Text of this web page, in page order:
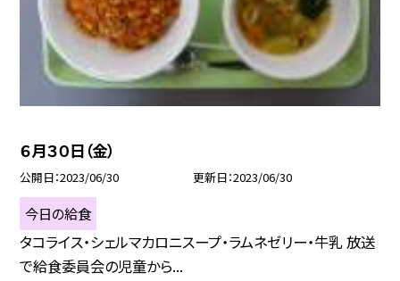
６月３０日（金）
公開日 2023/06/30 更新日 2023/06/30
今日の給食
タコライス・シェルマカロニスープ・ラムネゼリー・牛乳 放送
で給食委員会の児童から...